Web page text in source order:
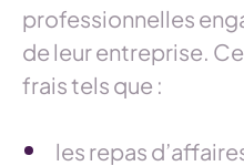
professionnelles
de leur entreprise.
frais tels que :
les repas